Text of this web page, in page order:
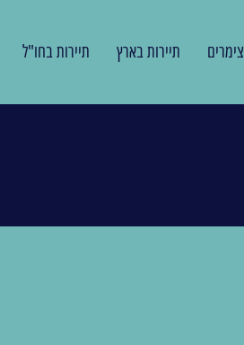
צימרים תיירות בארץ תיירות בחו"ל